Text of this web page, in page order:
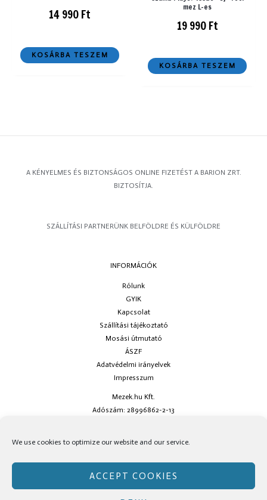
We use cookies to optimize our website and our service.
ACCEPT COOKIES
14 990Ft
KOSÁRBA TESZEM
mez L-es
19 990Ft
KOSÁRBA TESZEM
A KÉNYELMES ÉS BIZTONSÁGOS ONLINE FIZETÉST A BARION ZRT.
BIZTOSÍTJA.
SZÁLLÍTÁSI PARTNERÜNK BELFÖLDRE ÉS KÜLFÖLDRE
INFORMÁCIÓK
Rólunk
GYIK
Kapcsolat
Szállítási tájékoztató
Mosási útmutató
ÁSZF
Adatvédelmi irányelvek
Impresszum
Mezek.hu Kft.
Adószám: 28996862-2-13
social oldalainkon!